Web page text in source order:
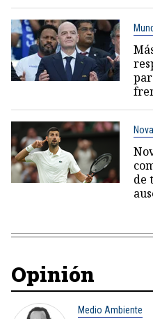
de
Opinión
Medio Ambiente